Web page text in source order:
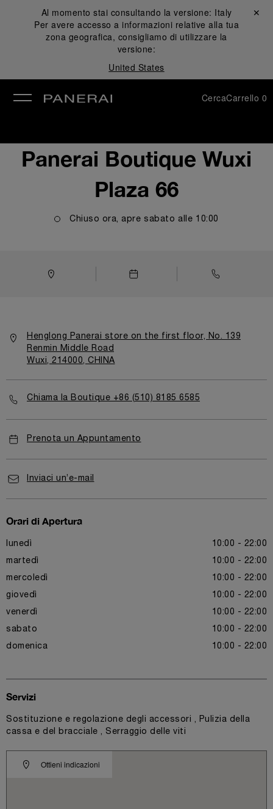
Al momento stai consultando la versione: Italy
Per avere accesso a informazioni relative alla tua
zona geografica, consigliamo di utilizzare la
versione:
United States
Chiudi ✕
CercaCarrello 0
Panerai Boutique Wuxi
Plaza 66
Chiuso ora, apre sabato alle 10:00
Henglong Panerai store on the first floor, No. 139
Renmin Middle Road
Wuxi, 214000, CHINA
Chiama la Boutique +86 (510) 8185 6585
Prenota un Appuntamento
Inviaci un’e-mail
Orari di Apertura
lunedì 10:00 - 22:00
martedì 10:00 - 22:00
mercoledì 10:00 - 22:00
giovedì 10:00 - 22:00
venerdì 10:00 - 22:00
sabato 10:00 - 22:00
domenica 10:00 - 22:00
Ottieni indicazioni
Servizi
Sostituzione e regolazione degli accessori , Pulizia della
cassa e del bracciale , Serraggio delle viti